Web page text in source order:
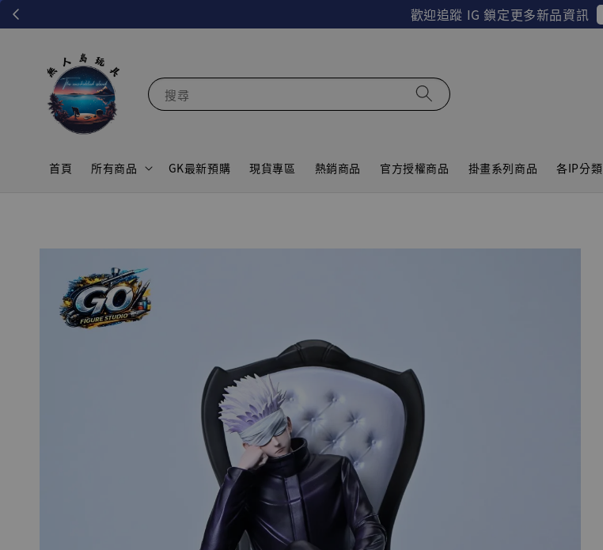
歡迎追蹤 IG 鎖定更多新品資訊
搜尋
首頁 所有商品 GK最新預購 現貨專區 熱銷商品 官方授權商品 掛畫系列商品 各IP分類